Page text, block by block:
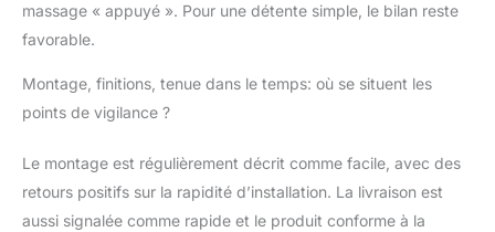
massage « appuyé ». Pour une détente simple, le bilan reste
favorable.
Montage, finitions, tenue dans le temps: où se situent les
points de vigilance ?
Le montage est régulièrement décrit comme facile, avec des
retours positifs sur la rapidité d’installation. La livraison est
aussi signalée comme rapide et le produit conforme à la